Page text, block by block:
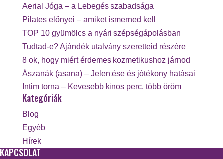
Aerial Jóga – a Lebegés szabadsága
Pilates előnyei – amiket ismerned kell
TOP 10 gyümölcs a nyári szépségápolásban
Tudtad-e? Ajándék utalvány szeretteid részére
8 ok, hogy miért érdemes kozmetikushoz járnod
Ászanák (asana) – Jelentése és jótékony hatásai
Intim torna – Kevesebb kínos perc, több öröm
Kategóriák
Blog
Egyéb
Hírek
KAPCSOLAT